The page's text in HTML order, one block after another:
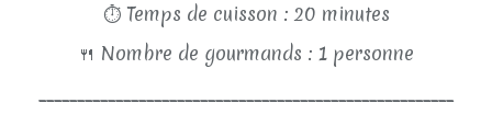
⏱ Temps de cuisson : 20 minutes
🍴 Nombre de gourmands : 1 personne